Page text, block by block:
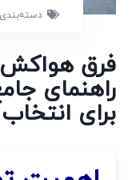
فرق هواکش
راهنمای
برای